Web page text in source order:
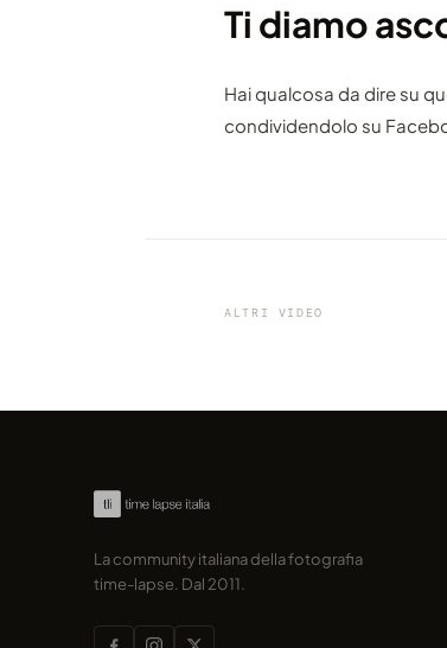
Ti diamo
Hai qualcosa da dire su
condividendolo su
ALTRI VIDEO
condiviso da marcofama
La community italiana della fotografia
time-lapse. Dal 2011.